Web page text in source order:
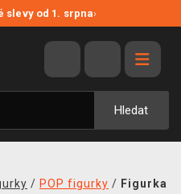
slevy od 1. srpna›
Hledat
/ POP figurky / Figurka